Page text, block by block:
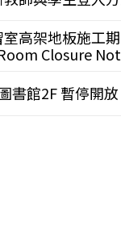
室高架地板施工
Closure
書館2F 暫停開放